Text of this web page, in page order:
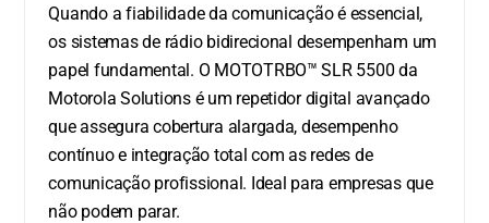
Quando a fiabilidade da comunicação é essencial,
os sistemas de rádio bidirecional desempenham um
papel fundamental. O MOTOTRBO™ SLR 5500 da
Motorola Solutions é um repetidor digital avançado
que assegura cobertura alargada, desempenho
contínuo e integração total com as redes de
comunicação profissional. Ideal para empresas que
não podem parar.